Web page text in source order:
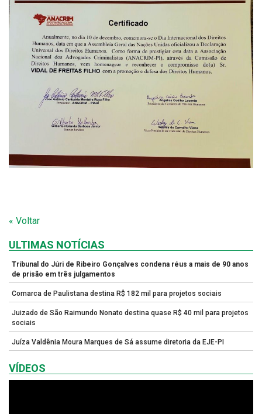
« Voltar
ULTIMAS NOTÍCIAS
Tribunal do Júri de Ribeiro Gonçalves condena réus a mais de 90 anos
de prisão em três julgamentos
Comarca de Paulistana destina R$ 182 mil para projetos sociais
Juizado de São Raimundo Nonato destina quase R$ 40 mil para projetos
sociais
Juíza Valdênia Moura Marques de Sá assume diretoria da EJE-PI
VÍDEOS